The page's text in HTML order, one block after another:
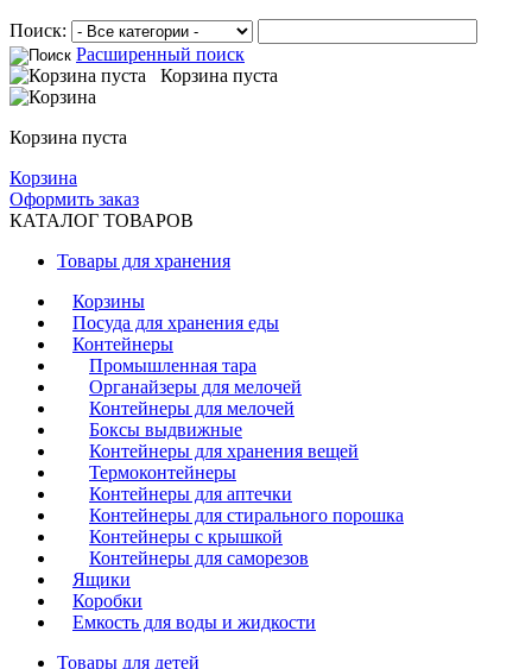
Поиск:
Расширенный поиск
Корзина пуста
Корзина пуста
Корзина
Оформить заказ
КАТАЛОГ ТОВАРОВ
Товары для хранения
Корзины
Посуда для хранения еды
Контейнеры
Промышленная тара
Органайзеры для мелочей
Контейнеры для мелочей
Боксы выдвижные
Контейнеры для хранения вещей
Термоконтейнеры
Контейнеры для аптечки
Контейнеры для стирального порошка
Контейнеры с крышкой
Контейнеры для саморезов
Ящики
Коробки
Емкость для воды и жидкости
Товары для детей